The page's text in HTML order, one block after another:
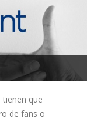
que
de fans o